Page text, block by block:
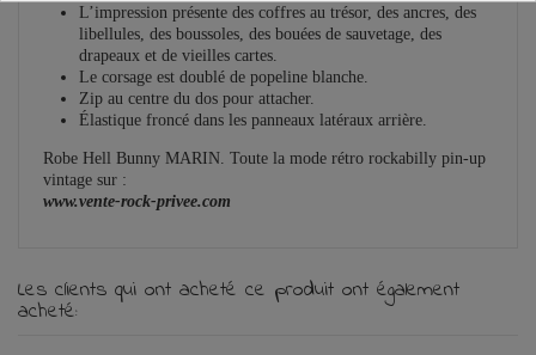
L’impression présente des coffres au trésor, des ancres, des
libellules, des boussoles, des bouées de sauvetage, des
drapeaux et de vieilles cartes.
Le corsage est doublé de popeline blanche.
Zip au centre du dos pour attacher.
Élastique froncé dans les panneaux latéraux arrière.
Robe Hell Bunny MARIN. Toute la mode rétro rockabilly pin-up
vintage sur :
www.vente-rock-privee.com
Les clients qui ont acheté ce produit ont également
acheté: